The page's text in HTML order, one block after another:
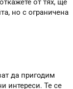
от тях, ще
но с ограничена
да пригодим
интереси. Те се